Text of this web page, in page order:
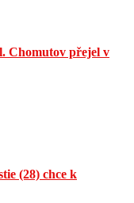
Chomutov přejel v
(28) chce k